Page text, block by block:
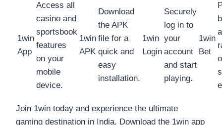
1win
App
Access all
casino and
sportsbook
features
on your
mobile
device.
1win
APK
Download
the APK
file for a
quick and
easy
installation.
1win
Login
Securely
log in to
your
account
and start
playing.
1win
Bet
Join 1win today and experience the ultimate
gaming destination in India. Download the 1win app